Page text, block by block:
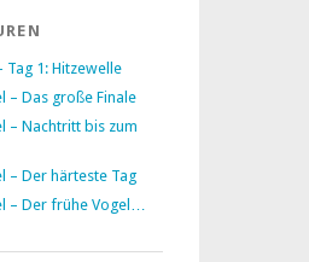
Tag 1: Hitzewelle
– Das große Finale
– Nachtritt bis zum
– Der härteste Tag
– Der frühe Vogel…